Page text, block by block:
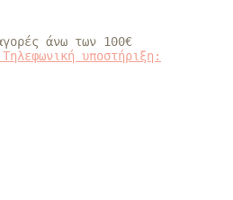
άνω των 100€
Τηλεφωνική υποστήριξη: